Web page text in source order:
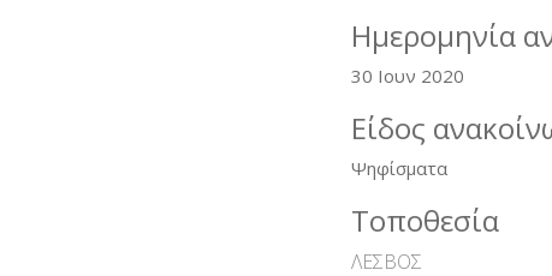
Ημερομηνία
30 Ιουν 2020
Είδος
Ψηφίσματα
Τοποθεσία
ΛΕΣΒΟΣ